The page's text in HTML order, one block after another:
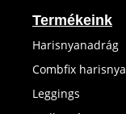
Termékeink
Harisnyanadrág
Combfix harisnya
Leggings